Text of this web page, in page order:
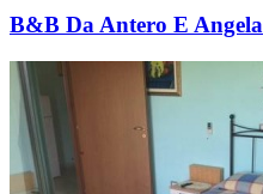
B&B Da Antero E Angela